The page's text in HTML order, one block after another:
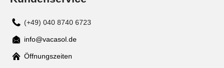
(+49) 040 8740 6723
Mail
info@vacasol.de
Öffnungszeiten